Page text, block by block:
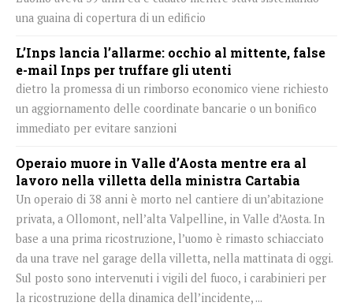
una guaina di copertura di un edificio
L’Inps lancia l’allarme: occhio al mittente, false
e-mail Inps per truffare gli utenti
dietro la promessa di un rimborso economico viene richiesto
un aggiornamento delle coordinate bancarie o un bonifico
immediato per evitare sanzioni
Operaio muore in Valle d’Aosta mentre era al
lavoro nella villetta della ministra Cartabia
Un operaio di 38 anni è morto nel cantiere di un’abitazione
privata, a Ollomont, nell’alta Valpelline, in Valle d’Aosta. In
base a una prima ricostruzione, l’uomo è rimasto schiacciato
da una trave nel garage della villetta, nella mattinata di oggi.
Sul posto sono intervenuti i vigili del fuoco, i carabinieri per
la ricostruzione della dinamica dell’incidente, ...